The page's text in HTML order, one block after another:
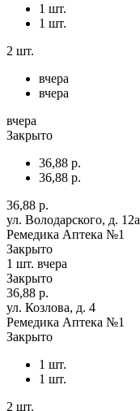
1 шт.
1 шт.
2 шт.
вчера
вчера
вчера
Закрыто
36,88 р.
36,88 р.
36,88 р.
ул. Володарского, д. 12а
Ремедика Аптека №1
Закрыто
1 шт. вчера
Закрыто
36,88 р.
ул. Козлова, д. 4
Ремедика Аптека №1
Закрыто
1 шт.
1 шт.
2 шт.